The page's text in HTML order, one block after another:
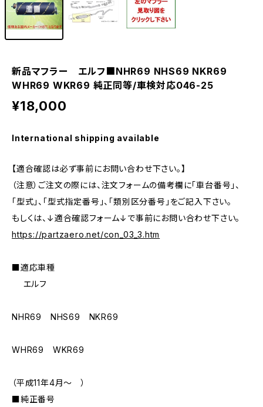
新品マフラー エルフ■NHR69 NHS69 NKR69
WHR69 WKR69 純正同等/車検対応046-25
¥18,000
International shipping available
【適合確認は必ず事前にお問い合わせ下さい。】
（注意）ご注文の際には、注文フォームの備考欄に「車台番号」、
「型式」、「型式指定番号」、「類別区分番号」をご記入下さい。
もしくは、↓適合確認フォーム↓で事前にお問い合わせ下さい。
https://partzaero.net/con_03_3.htm
■適応車種
エルフ
NHR69 NHS69 NKR69
WHR69 WKR69
（平成11年4月〜 ）
■純正番号